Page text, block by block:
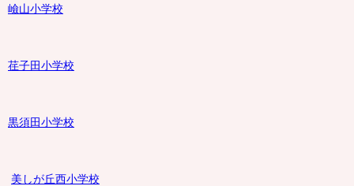
嶮山小学校
荏子田小学校
黒須田小学校
美しが丘西小学校